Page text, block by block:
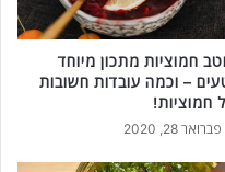
חמוציות מתכון מיוחד
– וכמה עובדות חשובות
חמוציות!
פברואר 28, 2020